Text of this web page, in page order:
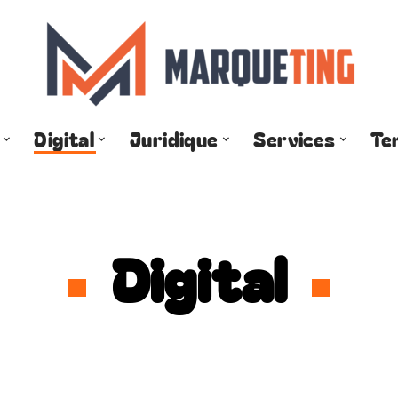
Digital Juridique Services
Digital